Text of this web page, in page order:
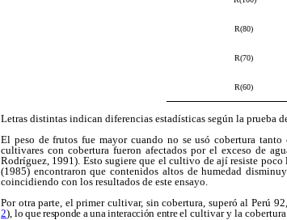
R(80)
R(70)
R(60)
Letras distintas indican diferencias estadísticas según la prueba
El peso de frutos fue mayor cuando no se usó cobertura
cultivares con cobertura fueron afectados por el exceso de
Rodríguez, 1991). Esto sugiere que el cultivo de ají resiste poco
(1985) encontraron que contenidos altos de humedad
coincidiendo con los resultados de este ensayo.
Por otra parte, el primer cultivar, sin cobertura, superó al Perú
2), lo que responde a una interacción entre el cultivar y la cobertura.